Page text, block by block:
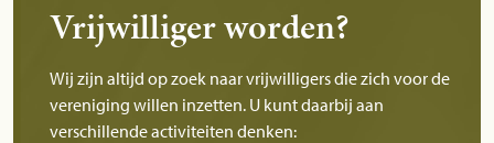
Vrijwilliger worden?
Wij zijn altijd op zoek naar vrijwilligers die zich voor de
vereniging willen inzetten. U kunt daarbij aan
verschillende activiteiten denken: